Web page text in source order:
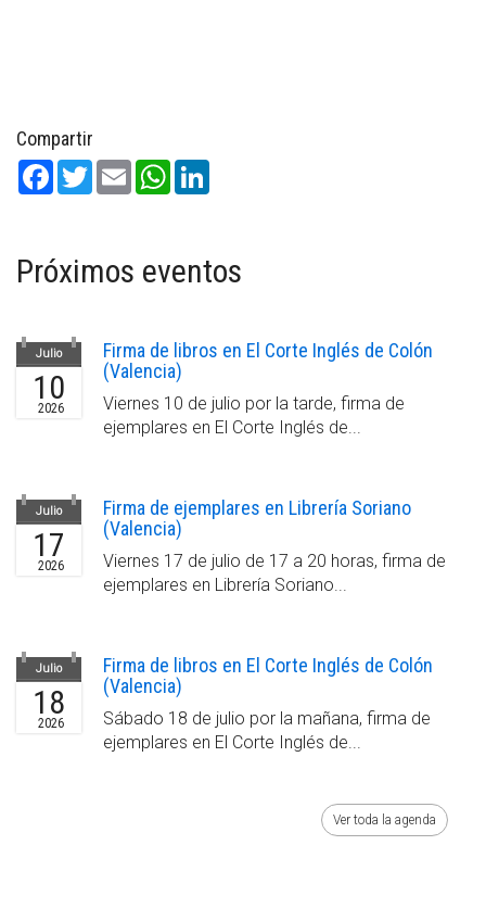
Compartir
Facebook
TwitterEmail WhatsApp
Próximos eventos
Julio
10
2026
Firma de libros en El Corte Inglés de Colón
(Valencia)
Viernes 10 de julio por la tarde, firma de
ejemplares en El Corte Inglés de...
Julio
17
2026
Firma de ejemplares en Librería Soriano
(Valencia)
Viernes 17 de julio de 17 a 20 horas, firma de
ejemplares en Librería Soriano...
Julio
18
2026
Firma de libros en El Corte Inglés de Colón
(Valencia)
Sábado 18 de julio por la mañana, firma de
ejemplares en El Corte Inglés de...
Ver toda la agenda